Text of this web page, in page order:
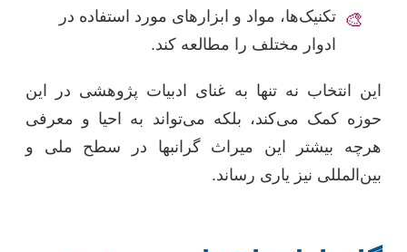
🎨 تکنیک‌ها، مواد و ابزارهای مورد استفاده در
ادوار مختلف را مطالعه کند.
این انتخاب نه تنها به غنای ادبیات پژوهشی در این
حوزه کمک می‌کند، بلکه می‌تواند به احیا و معرفی
هرچه بیشتر این میراث گرانبها در سطح ملی و
بین‌المللی نیز یاری رساند.